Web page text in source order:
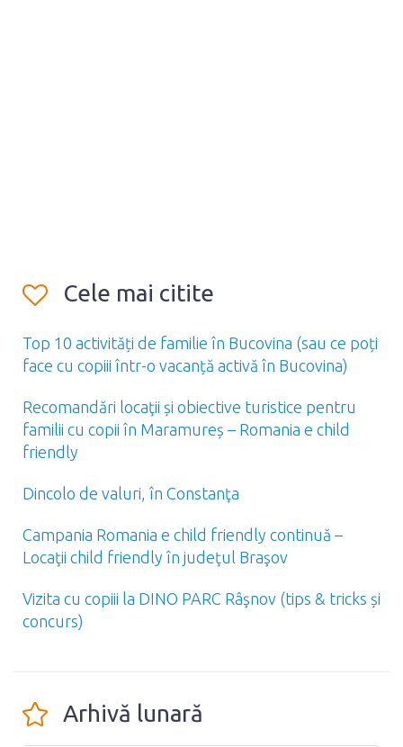
Cele mai citite
Top 10 activități de familie în Bucovina (sau ce poți
face cu copiii într-o vacanță activă în Bucovina)
Recomandări locaţii și obiective turistice pentru
familii cu copii în Maramureș – Romania e child
friendly
Dincolo de valuri, în Constanţa
Campania Romania e child friendly continuă –
Locaţii child friendly în judeţul Braşov
Vizita cu copiii la DINO PARC Râşnov (tips & tricks și
concurs)
Arhivă lunară